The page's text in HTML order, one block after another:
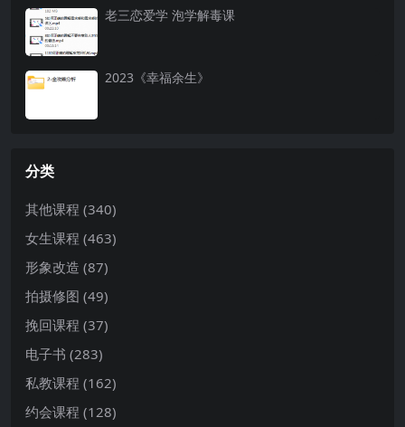
老三恋爱学 泡学解毒课
2023《幸福余生》
分类
其他课程 (340)
女生课程 (463)
形象改造 (87)
拍摄修图 (49)
挽回课程 (37)
电子书 (283)
私教课程 (162)
约会课程 (128)